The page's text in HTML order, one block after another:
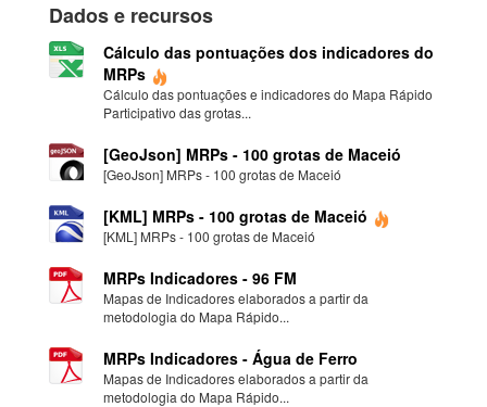
Dados e recursos
Cálculo das pontuações dos indicadores do
MRPs
Cálculo das pontuações e indicadores do Mapa Rápido
Participativo das grotas...
[GeoJson] MRPs - 100 grotas de Maceió
[GeoJson] MRPs - 100 grotas de Maceió
[KML] MRPs - 100 grotas de Maceió
[KML] MRPs - 100 grotas de Maceió
MRPs Indicadores - 96 FM
Mapas de Indicadores elaborados a partir da
metodologia do Mapa Rápido...
MRPs Indicadores - Água de Ferro
Mapas de Indicadores elaborados a partir da
metodologia do Mapa Rápido...